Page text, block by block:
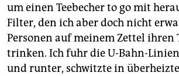
um einen Teebecher to go mit
Filter, den ich aber doch nicht
Personen auf meinem Zettel ihren
trinken. Ich fuhr die U-Bahn-
und runter, schwitzte in